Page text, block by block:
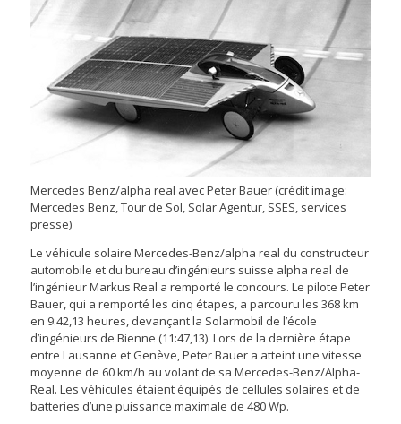
Mercedes Benz/alpha real avec Peter Bauer (crédit image:
Mercedes Benz, Tour de Sol, Solar Agentur, SSES, services
presse)
Le véhicule solaire Mercedes-Benz/alpha real du constructeur
automobile et du bureau d’ingénieurs suisse alpha real de
l’ingénieur Markus Real a remporté le concours. Le pilote Peter
Bauer, qui a remporté les cinq étapes, a parcouru les 368 km
en 9:42,13 heures, devançant la Solarmobil de l’école
d’ingénieurs de Bienne (11:47,13). Lors de la dernière étape
entre Lausanne et Genève, Peter Bauer a atteint une vitesse
moyenne de 60 km/h au volant de sa Mercedes-Benz/Alpha-
Real. Les véhicules étaient équipés de cellules solaires et de
batteries d’une puissance maximale de 480 Wp.